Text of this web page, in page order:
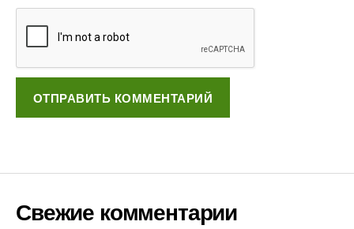
Свежие комментарии